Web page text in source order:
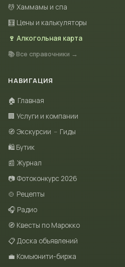
💆 Хаммамы и спа
🧮 Цены и калькуляторы
🍷 Алкогольная карта
📚 Все справочники →
НАВИГАЦИЯ
🏠 Главная
🏢 Услуги и компании
🧭 Экскурсии – Гиды
🛍 Бутик
📰 Журнал
📷 Фотоконкурс 2026
🍲 Рецепты
🎧 Радио
🧭 Квесты по Марокко
📋 Доска объявлений
💼 Комьюнити-биржа